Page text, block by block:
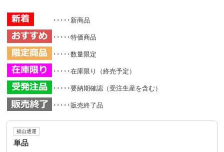
･････新商品
･････特価商品
･････数量限定
･････在庫限り（終売予定）
･････要納期確認（受注生産を含む）
･････販売終了品
福山通運
単品